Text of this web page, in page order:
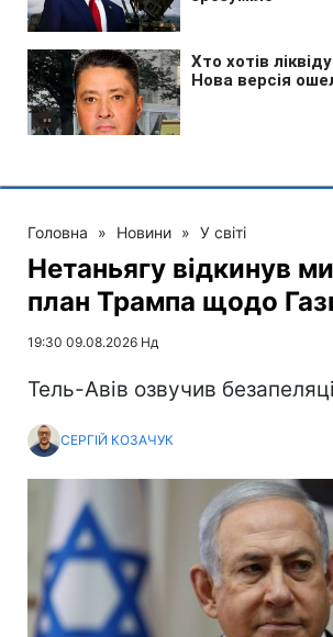
Головна » Новини » У світі
Нетаньягу відкинув
план Трампа щодо
19:30 09.08.2026 Нд
Тель-Авів озвучив
СЕРГІЙ КОЗАЧУК